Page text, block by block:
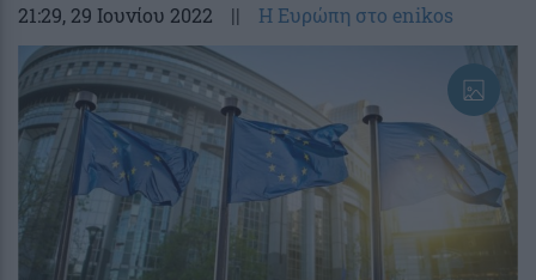
21:29, 29 Ιουνίου 2022 || Η Ευρώπη στο enikos